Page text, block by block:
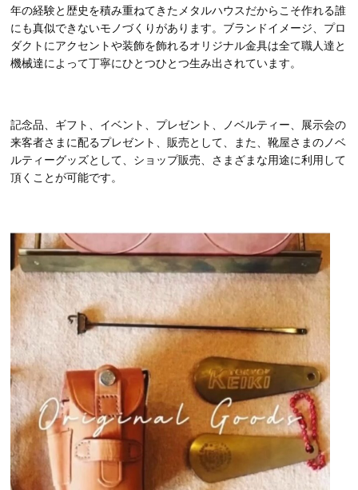
年の経験と歴史を積み重ねてきたメタルハウスだからこそ作れる誰
にも真似できないモノづくりがあります。ブランドイメージ、プロ
ダクトにアクセントや装飾を飾れるオリジナル金具は全て職人達と
機械達によって丁寧にひとつひとつ生み出されています。
記念品、ギフト、イベント、プレゼント、ノベルティー、展示会の
来客者さまに配るプレゼント、販売として、また、靴屋さまのノベ
ルティーグッズとして、ショップ販売、さまざまな用途に利用して
頂くことが可能です。